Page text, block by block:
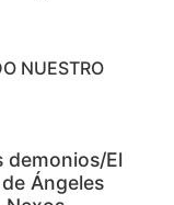
NUESTRO
demonios/El
Ángeles